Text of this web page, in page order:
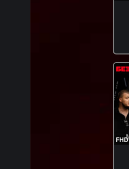
FHD